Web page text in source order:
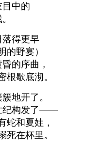
中的
落得更早——
的野宴）
的序曲，
根歇底沏。
地开了。
纪构发了——
蛇和夏娃，
死在杯里。